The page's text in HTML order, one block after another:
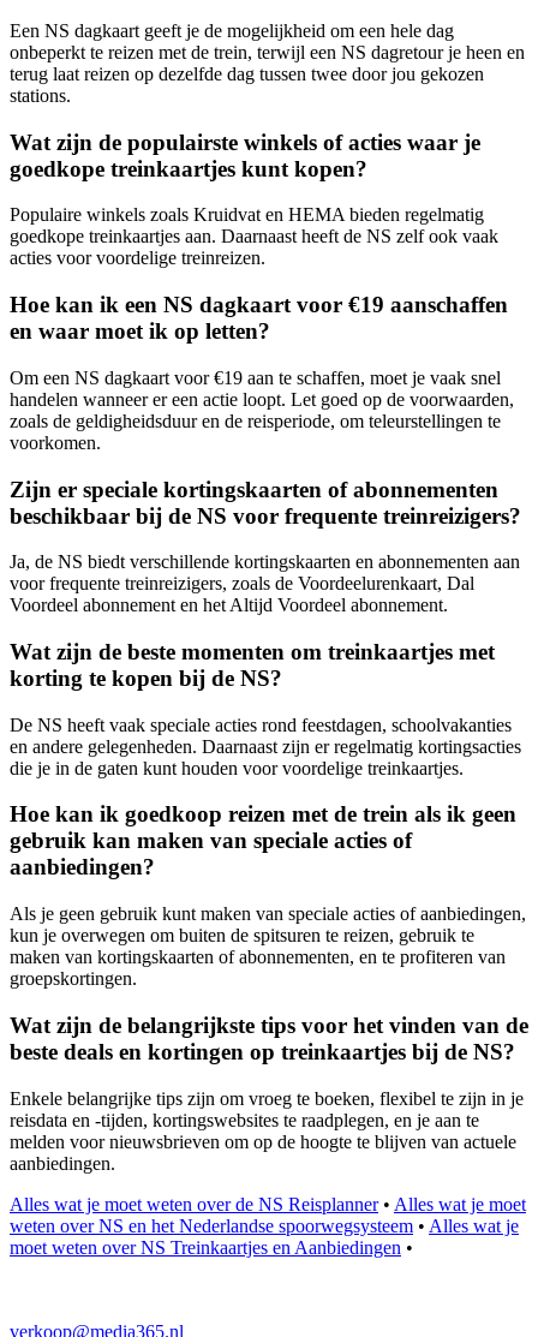
Een NS dagkaart geeft je de mogelijkheid om een hele dag
onbeperkt te reizen met de trein, terwijl een NS dagretour je heen en
terug laat reizen op dezelfde dag tussen twee door jou gekozen
stations.
Wat zijn de populairste winkels of acties waar je
goedkope treinkaartjes kunt kopen?
Populaire winkels zoals Kruidvat en HEMA bieden regelmatig
goedkope treinkaartjes aan. Daarnaast heeft de NS zelf ook vaak
acties voor voordelige treinreizen.
Hoe kan ik een NS dagkaart voor €19 aanschaffen
en waar moet ik op letten?
Om een NS dagkaart voor €19 aan te schaffen, moet je vaak snel
handelen wanneer er een actie loopt. Let goed op de voorwaarden,
zoals de geldigheidsduur en de reisperiode, om teleurstellingen te
voorkomen.
Zijn er speciale kortingskaarten of abonnementen
beschikbaar bij de NS voor frequente treinreizigers?
Ja, de NS biedt verschillende kortingskaarten en abonnementen aan
voor frequente treinreizigers, zoals de Voordeelurenkaart, Dal
Voordeel abonnement en het Altijd Voordeel abonnement.
Wat zijn de beste momenten om treinkaartjes met
korting te kopen bij de NS?
De NS heeft vaak speciale acties rond feestdagen, schoolvakanties
en andere gelegenheden. Daarnaast zijn er regelmatig kortingsacties
die je in de gaten kunt houden voor voordelige treinkaartjes.
Hoe kan ik goedkoop reizen met de trein als ik geen
gebruik kan maken van speciale acties of
aanbiedingen?
Als je geen gebruik kunt maken van speciale acties of aanbiedingen,
kun je overwegen om buiten de spitsuren te reizen, gebruik te
maken van kortingskaarten of abonnementen, en te profiteren van
groepskortingen.
Wat zijn de belangrijkste tips voor het vinden van de
beste deals en kortingen op treinkaartjes bij de NS?
Enkele belangrijke tips zijn om vroeg te boeken, flexibel te zijn in je
reisdata en -tijden, kortingswebsites te raadplegen, en je aan te
melden voor nieuwsbrieven om op de hoogte te blijven van actuele
aanbiedingen.
Alles wat je moet weten over de NS Reisplanner• Alles wat je moet
weten over NS en het Nederlandse spoorwegsysteem • Alles wat je
moet weten over NS Treinkaartjes en Aanbiedingen •
verkoop@media365.nl